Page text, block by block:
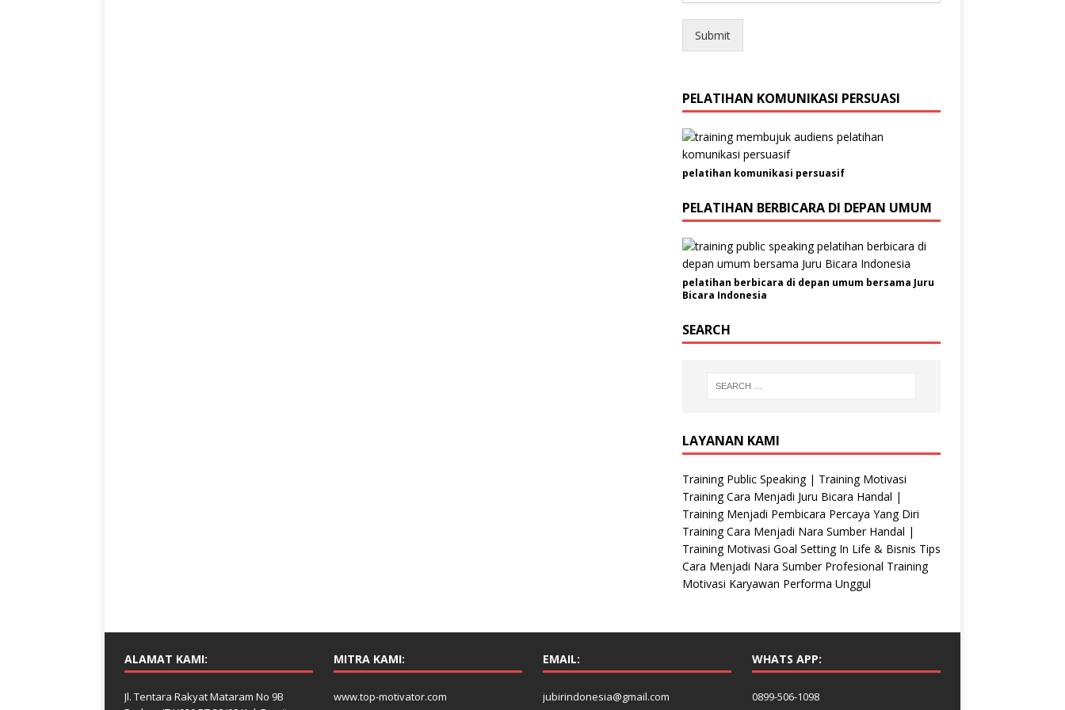
Submit
PELATIHAN KOMUNIKASI PERSUASI
pelatihan komunikasi persuasif
PELATIHAN BERBICARA DI DEPAN UMUM
pelatihan berbicara di depan umum bersama Juru
Bicara Indonesia
SEARCH
LAYANAN KAMI
Training Public Speaking | Training Motivasi
Training Cara Menjadi Juru Bicara Handal |
Training Menjadi Pembicara Percaya Yang Diri
Training Cara Menjadi Nara Sumber Handal |
Training Motivasi Goal Setting In Life & Bisnis Tips
Cara Menjadi Nara Sumber Profesional Training
Motivasi Karyawan Performa Unggul
ALAMAT KAMI:
Jl. Tentara Rakyat Mataram No 9B
MITRA KAMI:
www.top-motivator.com
EMAIL:
jubirindonesia@gmail.com
WHATS APP:
0899-506-1098